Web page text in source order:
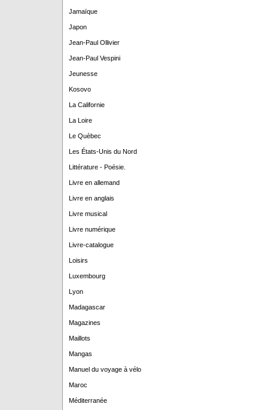
Jamaïque
Japon
Jean-Paul Ollivier
Jean-Paul Vespini
Jeunesse
Kosovo
La Californie
La Loire
Le Quèbec
Les États-Unis du Nord
Littérature - Poésie.
Livre en allemand
Livre en anglais
Livre musical
Livre numérique
Livre-catalogue
Loisirs
Luxembourg
Lyon
Madagascar
Magazines
Maillots
Mangas
Manuel du voyage à vélo
Maroc
Méditerranée